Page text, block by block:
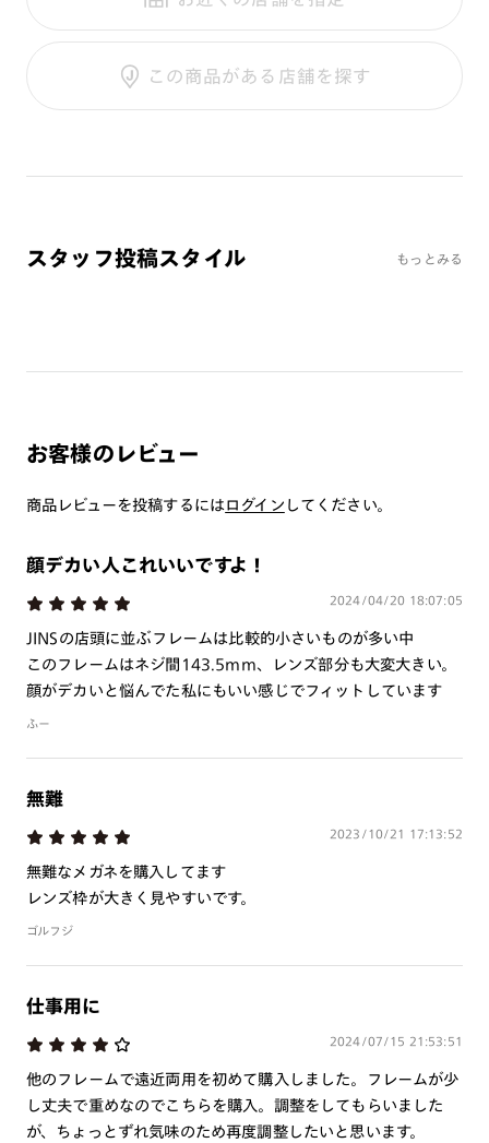
テンプル：サスティナブル素材
調光UVダブルカット
調光SCREEN
くもり止めレンズ
カラーレンズ：ダークカラー
コンシーラーカラーUVダブルカット
※オンラインショップで作成可能なレンズはショッピングカート内で表示され
るレンズに限ります。それ以外の対応レンズについてはJINS実店舗でお取り扱
※注文時に【度つき】→【レンズ交換券を発行】をお選びのうえ、店頭にてオ
プションレンズ代金をお支払いください。（※一部レンズ交換不可の商品を
※お選び頂くフレームや度数によっては作成できない場合がございます。
※RIM限定の記載があるカラーレンズは商品名に＜R!M＞の記載があるフレー
ムのみの対応となります。
Qオンラインショップで遠近両用レンズ（累進レンズ）のメ
A オンラインショップで遠近両用レンズ（クリアレンズの
つき対応可能です。
商品とレンズ交換券が届きましたらお近くのJINS店舗へご
持参ください。なお、特注レンズの為、後日お渡しとなり
作成日数をいただきます。
ご注文の手順は以下をご参照ください。
1. カート画面内「レンズ選択へ」ボタンより「度つきレン
2. 遠近レンズより「遠近両用」を選択のうえ、購入手続き
ご利用ガイド
この商品がある店舗を探す
スタッフ投稿スタイル もっとみる
お客様のレビュー
商品レビューを投稿するにはログイン してください。
顔デカい人これいいですよ！
2024/04/20 18:07:05
JINSの店頭に並ぶフレームは比較的小さいものが多い中
このフレームはネジ間143.5mm、レンズ部分も大変大きい。
顔がデカいと悩んでた私にもいい感じでフィットしています
ふー
無難
2023/10/21 17:13:52
無難なメガネを購入してます
レンズ枠が大きく見やすいです。
ゴルフジ
仕事用に
2024/07/15 21:53:51
他のフレームで遠近両用を初めて購入しました。フレームが少
し丈夫で重めなのでこちらを購入。調整をしてもらいました
が、ちょっとずれ気味のため再度調整したいと思います。